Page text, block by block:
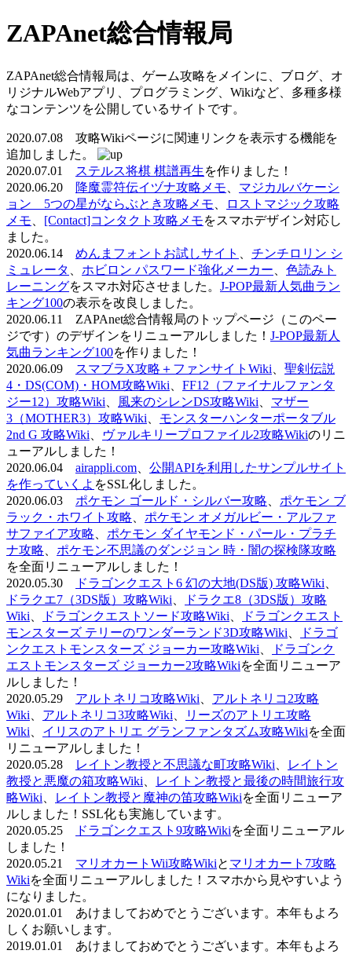
ZAPAnet総合情報局
ZAPAnet総合情報局は、ゲーム攻略をメインに、ブログ、オ
リジナルWebアプリ、プログラミング、Wikiなど、多種多様
なコンテンツを公開しているサイトです。
2020.07.08 攻略Wikiページに関連リンクを表示する機能を
追加しました。
2020.07.01
ステルス将棋 棋譜再生を作りました！
2020.06.20
降魔霊符伝イヅナ攻略メモ
マジカルバケーシ
ョン 5つの星がならぶとき攻略メモ
ロストマジック攻略
メモ
[Contact]コンタクト攻略メモをスマホデザイン対応し
ました。
2020.06.14 めんまフォントお試しサイト
チンチロリン シ
ミュレータ
ホビロン パスワード強化メーカー
色読みト
レーニングをスマホ対応させました。 J-POP最新人気曲ラン
キング100の表示を改良しました。
2020.06.11 ZAPAnet総合情報局のトップページ（このペー
ジです）のデザインをリニューアルしました！ J-POP最新人
気曲ランキング100を作りました！
2020.06.09
スマブラX攻略＋ファンサイトWiki
聖剣伝説
4・DS(COM)・HOM攻略Wiki
FF12（ファイナルファンタ
ジー12）攻略Wiki
風来のシレンDS攻略Wiki
マザー
3（MOTHER3）攻略Wiki
モンスターハンターポータブル
2nd G 攻略Wiki
ヴァルキリープロファイル2攻略Wikiのリニ
ューアルしました！
2020.06.04 airappli.com
公開APIを利用したサンプルサイト
を作っていくよ をSSL化しました。
2020.06.03 ポケモン ゴールド・シルバー攻略
ポケモン ブ
ラック・ホワイト攻略
ポケモン オメガルビー・アルファ
サファイア攻略
ポケモン ダイヤモンド・パール・プラチ
ナ攻略
ポケモン不思議のダンジョン 時・闇の探検隊攻略
を全面リニューアルしました！
2020.05.30
ドラゴンクエスト6 幻の大地(DS版) 攻略Wiki
ドラクエ7（3DS版）攻略Wiki
ドラクエ8（3DS版）攻略
Wiki
ドラゴンクエストソード攻略Wiki
ドラゴンクエスト
モンスターズ テリーのワンダーランド3D攻略Wiki
ドラゴ
ンクエストモンスターズ ジョーカー攻略Wiki
ドラゴンク
エストモンスターズ ジョーカー2攻略Wikiを全面リニューア
ルしました！
2020.05.29 アルトネリコ攻略Wiki
アルトネリコ2攻略
Wiki
アルトネリコ3攻略Wiki
リーズのアトリエ攻略
Wiki
イリスのアトリエ グランファンタズム攻略Wikiを全面
リニューアルしました！
2020.05.28
レイトン教授と不思議な町攻略Wiki
レイトン
教授と悪魔の箱攻略Wiki
レイトン教授と最後の時間旅行攻
略Wiki
レイトン教授と魔神の笛攻略Wikiを全面リニューア
ルしました！SSL化も実施しています。
2020.05.25
ドラゴンクエスト9攻略Wikiを全面リニューアル
しました！
2020.05.21 マリオカートWii攻略Wikiと マリオカート7攻略
Wikiを全面リニューアルしました！スマホから見やすいよう
になりました。
2020.01.01 あけましておめでとうございます。本年もよろ
しくお願いします。
2019.01.01 あけましておめでとうございます。本年もよろ